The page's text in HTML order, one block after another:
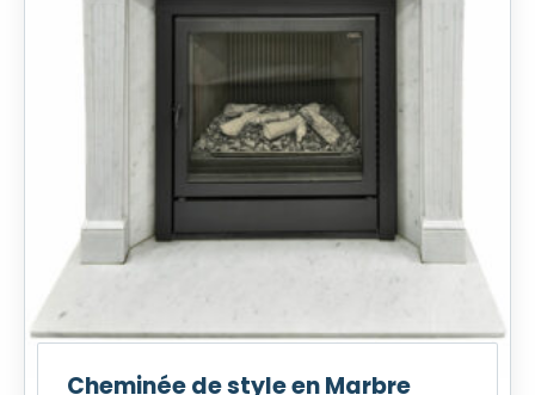
Cheminée de style en Marbre